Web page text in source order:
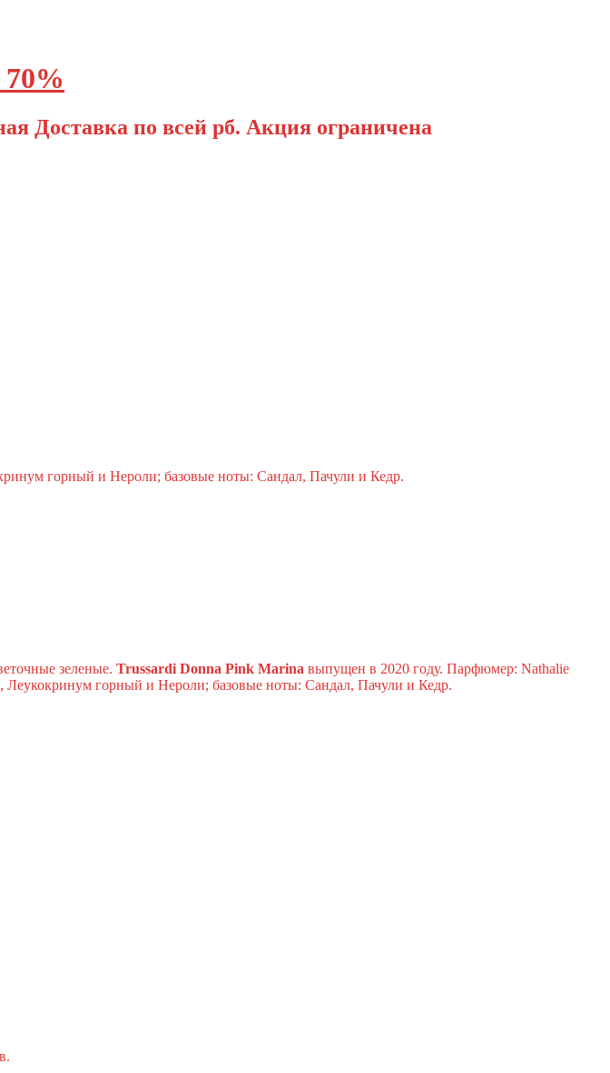
Доставка по всей рб. Акция ограничена
горный и Нероли; базовые ноты: Сандал, Пачули и Кедр.
зеленые. Trussardi Donna Pink Marina выпущен в 2020 году. Парфюмер: Nathalie
горный и Нероли; базовые ноты: Сандал, Пачули и Кедр.